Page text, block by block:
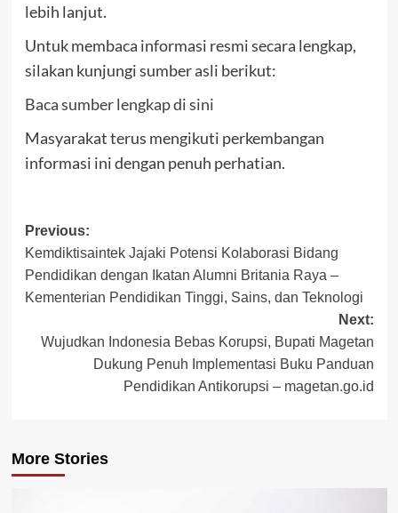
lebih lanjut.
Untuk membaca informasi resmi secara lengkap,
silakan kunjungi sumber asli berikut:
Baca sumber lengkap di sini
Masyarakat terus mengikuti perkembangan
informasi ini dengan penuh perhatian.
Post
navigation
Previous:
Kemdiktisaintek Jajaki Potensi Kolaborasi Bidang
Pendidikan dengan Ikatan Alumni Britania Raya –
Kementerian Pendidikan Tinggi, Sains, dan Teknologi
Next:
Wujudkan Indonesia Bebas Korupsi, Bupati Magetan
Dukung Penuh Implementasi Buku Panduan
Pendidikan Antikorupsi – magetan.go.id
More Stories